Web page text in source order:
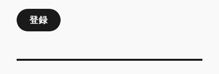
ル
ア
ス
登録